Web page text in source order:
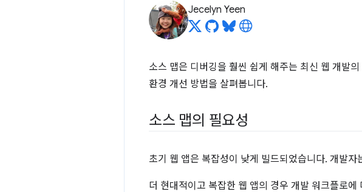
Jecelyn Yeen
소스 맵은 디버깅을 훨씬 쉽게 해주는 최신 웹 개발
환경 개선 방법을 살펴봅니다.
소스 맵의 필요성
초기 웹 앱은 복잡성이 낮게 빌드되었습니다. 개발
더 현대적이고 복잡한 웹 앱의 경우 개발 워크플로